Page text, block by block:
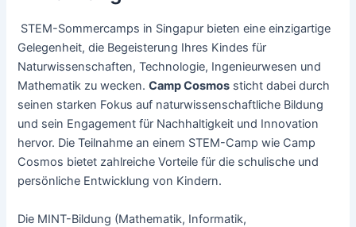
STEM-Sommercamps in Singapur bieten eine einzigartige
Gelegenheit, die Begeisterung Ihres Kindes für
Naturwissenschaften, Technologie, Ingenieurwesen und
Mathematik zu wecken.Camp Cosmos sticht dabei durch
seinen starken Fokus auf naturwissenschaftliche Bildung
und sein Engagement für Nachhaltigkeit und Innovation
hervor. Die Teilnahme an einem STEM-Camp wie Camp
Cosmos bietet zahlreiche Vorteile für die schulische und
persönliche Entwicklung von Kindern.
Die MINT-Bildung (Mathematik, Informatik,